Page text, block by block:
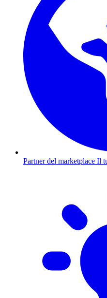
Partner del marketplace Il